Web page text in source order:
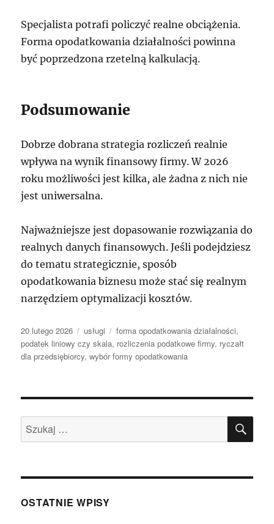
Specjalista potrafi policzyć realne obciążenia.
Forma opodatkowania działalności powinna
być poprzedzona rzetelną kalkulacją.
Podsumowanie
Dobrze dobrana strategia rozliczeń realnie
wpływa na wynik finansowy firmy. W 2026
roku możliwości jest kilka, ale żadna z nich nie
jest uniwersalna.
Najważniejsze jest dopasowanie rozwiązania do
realnych danych finansowych. Jeśli podejdziesz
do tematu strategicznie, sposób
opodatkowania biznesu może stać się realnym
narzędziem optymalizacji kosztów.
Data
publikacji
20 lutego 2026 Kategorie
usługi Tagi
forma opodatkowania działalności,
podatek liniowy czy skala, rozliczenia podatkowe firmy, ryczałt
dla przedsiębiorcy,wybór formy opodatkowania
Szukaj:
OSTATNIE WPISY